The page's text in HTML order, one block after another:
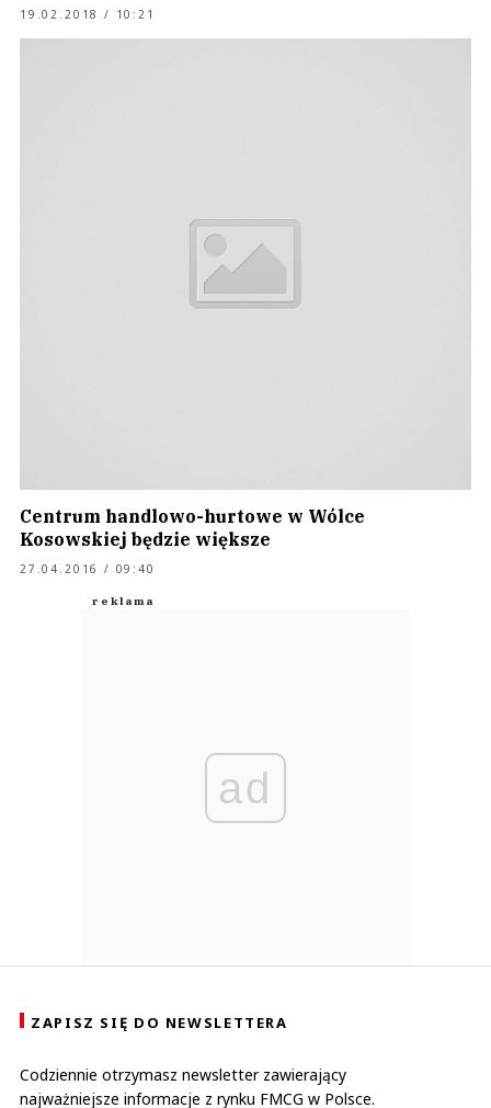
19.02.2018 / 10:21
Centrum handlowo-hurtowe w Wólce
Kosowskiej będzie większe
27.04.2016 / 09:40
ad
ZAPISZ SIĘ DO NEWSLETTERA
Codziennie otrzymasz newsletter zawierający
najważniejsze informacje z rynku FMCG w Polsce.